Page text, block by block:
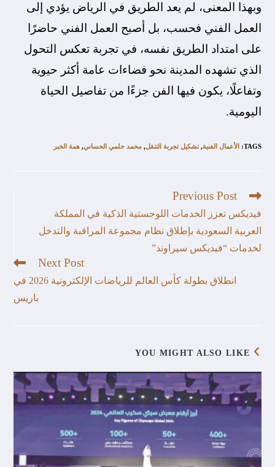
وبهذا المعنى، لم يعد الطريق في الرياض يؤدي إلى
العمل الفني فحسب، بل أصبح العمل الفني حاضرًا
على امتداد الطريق نفسه، في تجربة تعكس التحول
الذي تشهده المدينة نحو فضاءات عامة أكثر حيوية
وتفاعلًا، يكون فيها الفن جزءًا من تفاصيل الحياة
اليومية.
TAGS
: الأعمال الفنية, تشكيل تجربة التنقل, محمد حلمي الحساني, همة الخبر
Previous Post
فيديكس تعزز الخدمات اللوجستية الذكية في المملكة
العربية السعودية بإطلاق نظام مجموعة المراقبة والتدخل
لخدمات “فيديكس سيراوند”
Next Post
انطلاق بطولة كأس العالم للرياضات الإلكترونية 2026 في
باريس
YOU MIGHT ALSO LIKE